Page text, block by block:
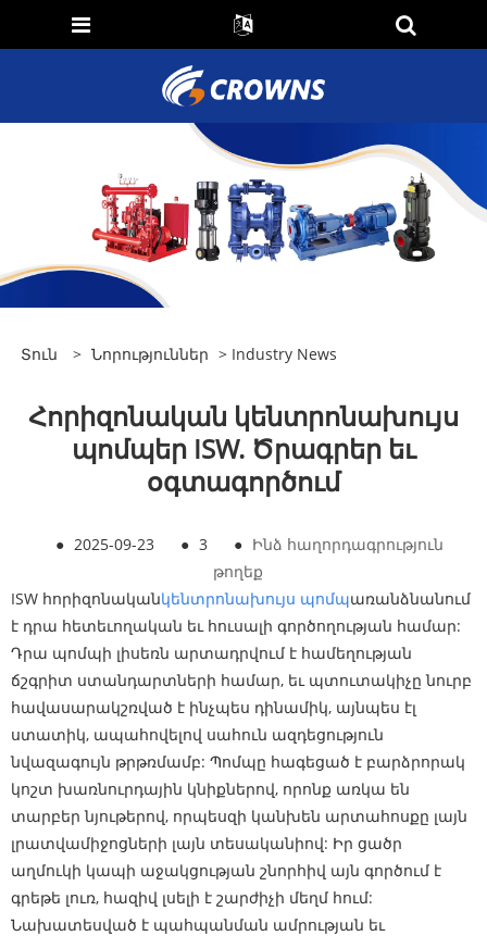
Տուն > Նորություններ > Industry News
Հորիզոնական կենտրոնախույս
պոմպեր ISW. Ծրագրեր եւ
օգտագործում
● 2025-09-23 ● 3 ● Ինձ հաղորդագրություն
թողեք
ISW հորիզոնականկենտրոնախույս պոմպառանձնանում
է դրա հետեւողական եւ հուսալի գործողության համար:
Դրա պոմպի լիսեռն արտադրվում է համեղության
ճշգրիտ ստանդարտների համար, եւ պտուտակիչը նուրբ
հավասարակշռված է ինչպես դինամիկ, այնպես էլ
ստատիկ, ապահովելով սահուն ազդեցություն
նվազագույն թրթռմամբ: Պոմպը հագեցած է բարձրորակ
կոշտ խառնուրդային կնիքներով, որոնք առկա են
տարբեր նյութերով, որպեսզի կանխեն արտահոսքը լայն
լրատվամիջոցների լայն տեսականիով: Իր ցածր
աղմուկի կապի աջակցության շնորհիվ այն գործում է
գրեթե լուռ, հազիվ լսելի է շարժիչի մեղմ հում:
Նախատեսված է պահպանման ամրության եւ